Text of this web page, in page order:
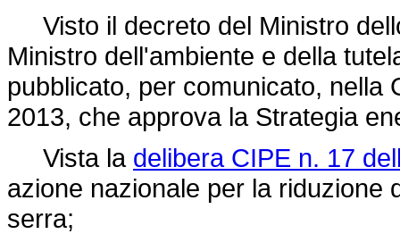
Visto il decreto del Ministro
Ministro dell'ambiente e della
pubblicato, per comunicato, nella
2013, che approva la Strategia
Vista la delibera CIPE n. 17
azione nazionale per la riduzione
serra;